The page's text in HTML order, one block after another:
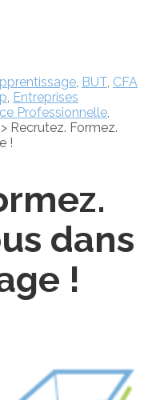
BUT CFA
Entreprises
Professionnelle
> Recrutez. Formez.
!
dans
!